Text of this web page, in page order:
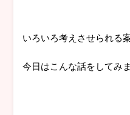
いろいろ考えさせられる
今日はこんな話をしてみま